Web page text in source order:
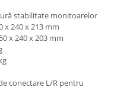
stabilitate monitoarelor
x 240 x 213 mm
x 240 x 203 mm
conectare L/R pentru